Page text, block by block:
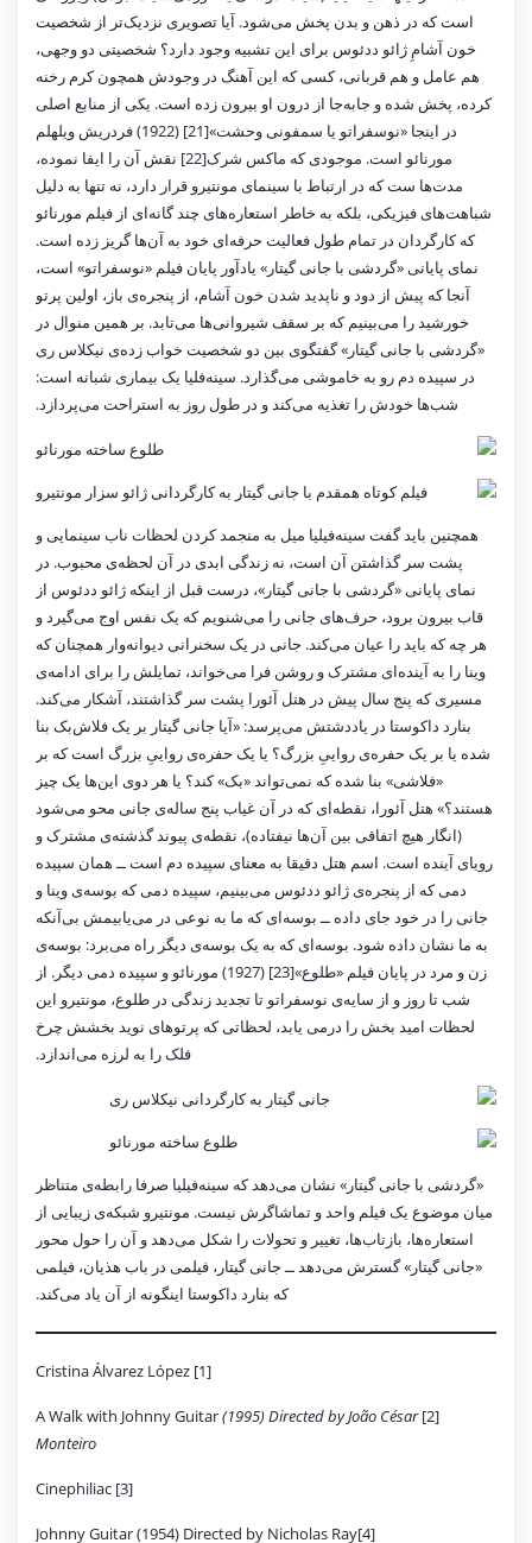
است که در ذهن و بدن پخش می‌شود. آیا تصویری نزدیک‌تر از شخصیت
خون آشامِ ژائو ددئوس برای این تشبیه وجود دارد؟ شخصیتی دو وجهی،
هم عامل و هم قربانی، کسی که این آهنگ در وجودش همچون کرم رخنه
کرده، پخش شده و جابه‌جا از درون او بیرون زده است. یکی از منابع اصلی
در اینجا «نوسفراتو یا سمفونی وحشت»[21] (1922) فردریش ویلهلم
مورنائو است. موجودی که ماکس شرک[22] نقش آن را ایفا نموده،
مدت‌ها ست که در ارتباط با سینمای مونتیرو قرار دارد، نه تنها به دلیل
شباهت‌های فیزیکی، بلکه به خاطر استعاره‌های چند گانه‌ای از فیلم مورنائو
که کارگردان در تمام طول فعالیت حرفه‌ای خود به آن‌ها گریز زده است.
نمای پایانی «گردشی با جانی گیتار» یادآور پایان فیلم «نوسفراتو» است،
آنجا که پیش از دود و ناپدید شدن خون آشام، از پنجره‌ی باز، اولین پرتو
خورشید را می‌بینیم که بر سقف شیروانی‌ها می‌تابد. بر همین منوال در
«گردشی با جانی گیتار» گفتگوی بین دو شخصیت خواب زده‌ی نیکلاس ری
در سپیده دم رو به خاموشی می‌گذارد. سینه‌فلیا یک بیماری شبانه است:
شب‌ها خودش را تغذیه می‌کند و در طول روز به استراحت می‌پردازد.
همچنین باید گفت سینه‌فیلیا میل به منجمد کردن لحظات ناب سینمایی و
پشت سر گذاشتن آن است، نه زندگی ابدی در آن لحظه‌ی محبوب. در
نمای پایانی «گردشی با جانی گیتار»، درست قبل از اینکه ژائو ددئوس از
قاب بیرون برود، حرف‌های جانی را می‌شنویم که یک نفس اوج می‌گیرد و
هر چه که باید را عیان می‌کند. جانی در یک سخنرانی دیوانه‌وار همچنان که
وینا را به آینده‌ای مشترک و روشن فرا می‌خواند، تمایلش را برای ادامه‌ی
مسیری که پنج سال پیش در هتل آئورا پشت سر گذاشتند، آشکار می‌کند.
بنارد داکوستا در یاددشتش می‌پرسد: «آیا جانی گیتار بر یک فلاش‌بک بنا
شده یا بر یک حفره‌ی رواییِ بزرگ؟ یا یک حفره‌ی رواییِ بزرگ است که بر
«فلاشی» بنا شده که نمی‌تواند «بک» کند؟ یا هر دوی این‌ها یک چیز
هستند؟» هتل آئورا، نقطه‌ای که در آن غیاب پنج ساله‌ی جانی محو می‌شود
(انگار هیچ اتفاقی بین آن‌ها نیفتاده)، نقطه‌ی پیوند گذشته‌ی مشترک و
رویای آینده است. اسم هتل دقیقا به معنای سپیده دم است ــ همان سپیده
دمی که از پنجره‌ی ژائو ددئوس می‌بینیم، سپیده دمی که بوسه‌ی وینا و
جانی را در خود جای داده ــ بوسه‌ای که ما به نوعی در می‌یابیمش بی‌آنکه
به ما نشان داده شود. بوسه‌ای که به یک بوسه‌ی دیگر راه می‌برد: بوسه‌ی
زن و مرد در پایان فیلم «طلوع»[23] (1927) مورنائو و سپیده دمی دیگر. از
شب تا روز و از سایه‌ی نوسفراتو تا تجدید زندگی در طلوع، مونتیرو این
لحظات امید بخش را درمی یابد، لحظاتی که پرتوهای نوید بخشش چرخ
فلک را به لرزه می‌اندازد.
«گردشی با جانی گیتار» نشان می‌دهد که سینه‌فیلیا صرفا رابطه‌ی متناظر
میان موضوع یک فیلم واحد و تماشاگرش نیست. مونتیرو شبکه‌ی زیبایی از
استعاره‌ها، بازتاب‌ها، تغییر و تحولات را شکل می‌دهد و آن را حول محور
«جانی گیتار» گسترش می‌دهد ــ جانی گیتار، فیلمی در باب هذیان، فیلمی
که بنارد داکوستا اینگونه از آن یاد می‌کند.
[1] Cristina Álvarez López
[2] A Walk with Johnny Guitar
(1995) Directed by João César
Monteiro
[3] Cinephiliac
[4]Johnny Guitar (1954) Directed by Nicholas Ray